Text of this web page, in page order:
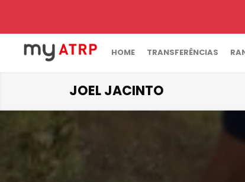
HOME TRANSFERÊNCIAS
JOEL JACINTO